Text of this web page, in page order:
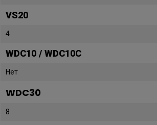
VS20
4
WDC10 / WDC10C
Нет
WDC30
8